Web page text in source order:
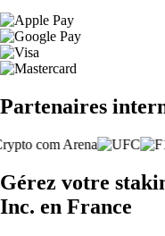
Partenaires
Gérez votre
Inc. en France